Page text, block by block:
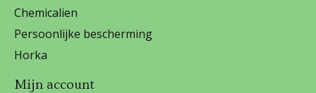
Chemicalien
Persoonlijke bescherming
Horka
Mijn account